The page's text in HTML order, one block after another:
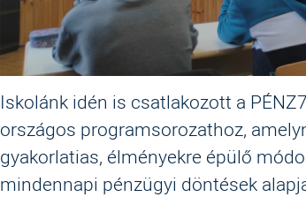
Iskolánk idén is csatlakozott a
országos programsorozathoz,
gyakorlatias, élményekre épülő
mindennapi pénzügyi döntések